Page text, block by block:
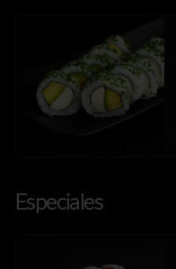
Especiales